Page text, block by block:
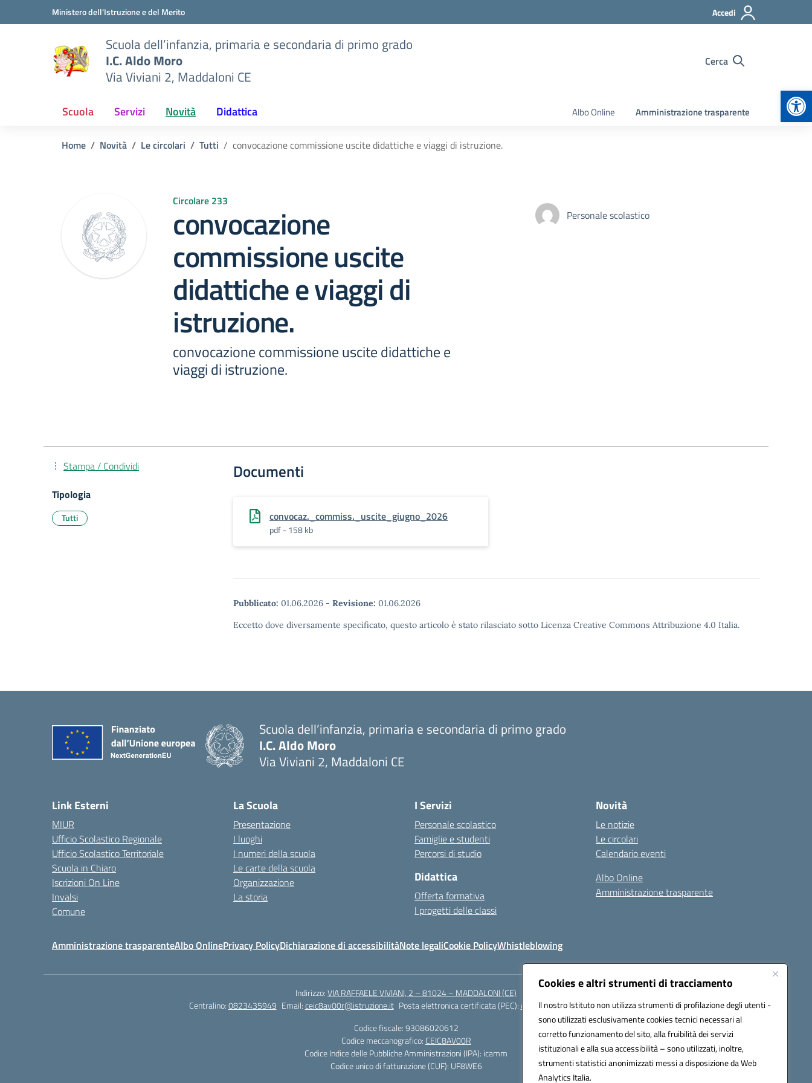
Cookies e altri strumenti di tracciamento
Il nostro Istituto non utilizza strumenti di profilazione degli utenti -
sono utilizzati esclusivamente cookies tecnici necessari al
corretto funzionamento del sito, alla fruibilità dei servizi
istituzionali e alla sua accessibilità – sono utilizzati, inoltre,
strumenti statistici anonimizzati messi a disposizione da Web
Analytics Italia.
Vai ai contenuti
Vai al menu di navigazioneMinistero dell'Istruzione e del Merito Accedi
Scuola dell’infanzia, primaria e secondaria di primo grado
I.C. Aldo Moro
Via Viviani 2, Maddaloni CE
Cerca
Scuola Servizi Novità Didattica Albo Online Amministrazione trasparente
Home Novità Le circolari Tutti convocazione commissione uscite didattiche e viaggi di istruzione.
Circolare 233
convocazione
commissione uscite
didattiche e viaggi di
istruzione.
convocazione commissione uscite didattiche e
viaggi di istruzione.
Personale scolastico
Documenti
convocaz._commiss._uscite_giugno_2026
pdf - 158 kb
Pubblicato: 01.06.2026 - Revisione: 01.06.2026
Eccetto dove diversamente specificato, questo articolo è stato rilasciato sotto Licenza Creative Commons Attribuzione 4.0 Italia.
Stampa / Condividi
Tipologia
Tutti
Scuola dell’infanzia, primaria e secondaria di primo grado
I.C. Aldo Moro
Via Viviani 2, Maddaloni CE
Link Esterni
MIUR
Ufficio Scolastico Regionale
Ufficio Scolastico Territoriale
Scuola in Chiaro
Iscrizioni On Line
Invalsi
Comune
La Scuola
Presentazione
I luoghi
I numeri della scuola
Le carte della scuola
Organizzazione
La storia
I Servizi
Personale scolastico
Famiglie e studenti
Percorsi di studio
Didattica
Offerta formativa
I progetti delle classi
Novità
Le notizie
Le circolari
Calendario eventi
Albo Online
Amministrazione trasparente
Amministrazione trasparenteAlbo OnlinePrivacy PolicyDichiarazione di accessibilitàNote legaliCookie PolicyWhistleblowing
Indirizzo:VIA RAFFAELE VIVIANI, 2 – 81024 – MADDALONI (CE)
Centralino:0823435949 Email:ceic8av00r@istruzione.it Posta elettronica certificata (PEC):ceic8av00r@pec.istruzione.it
Codice fiscale: 93086020612
Codice meccanografico: CEIC8AV00R
Codice Indice delle Pubbliche Amministrazioni (IPA): icamm
Codice unico di fatturazione (CUF): UF8WE6